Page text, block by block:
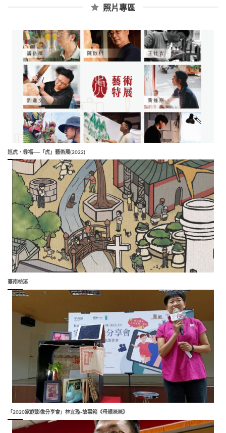
照片專區
巡虎‧尋福──「虎」藝術展(2022)
臺南枋溪
「2020家庭影像分享會」林宜璇-故事箱《母親咪咪》